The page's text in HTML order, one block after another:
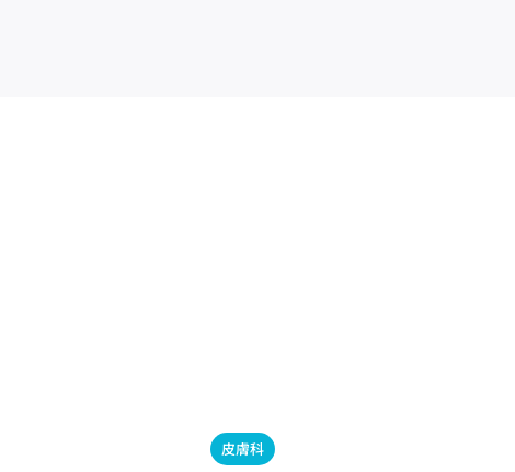
皮膚科